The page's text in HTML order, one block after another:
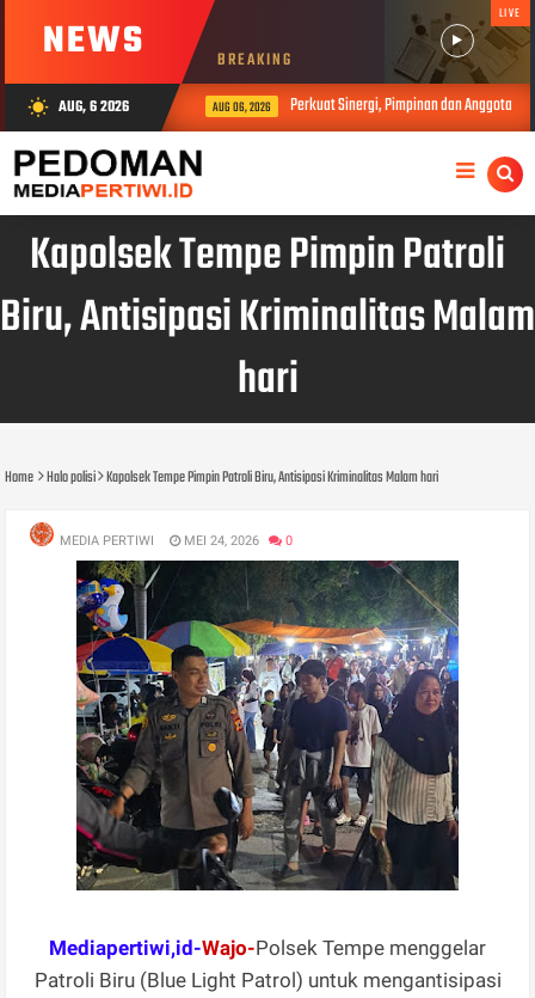
NEWS BREAKING
LIVE
wb_sunny AUG, 6 2026 AUG 06, 2026 Perkuat Sinergi, Pimpinan dan Anggota
Kapolsek Tempe Pimpin Patroli
Biru, Antisipasi Kriminalitas Malam
hari
Home Halo polisi Kapolsek Tempe Pimpin Patroli Biru, Antisipasi Kriminalitas Malam hari
MEDIA PERTIWI MEI 24, 2026 0
Mediapertiwi,id-Wajo-Polsek Tempe menggelar
Patroli Biru (Blue Light Patrol) untuk mengantisipasi